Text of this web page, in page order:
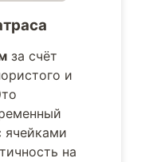
за счёт
и
ячейками
на